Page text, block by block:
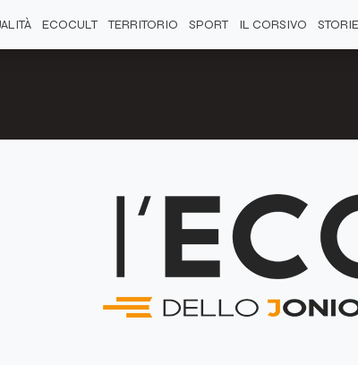
ECOCULT TERRITORIO SPORT IL CORSIVO STORIE